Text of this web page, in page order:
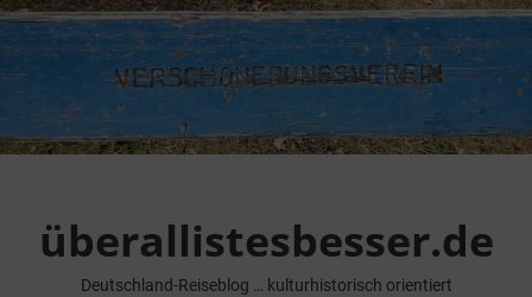
Zum
Inhalt
springen
überallistesbesser.de
Deutschland-Reiseblog … kulturhistorisch orientiert